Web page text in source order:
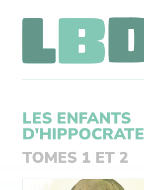
LES ENFANTS
D'HIPPOCRATE
TOMES 1 ET 2